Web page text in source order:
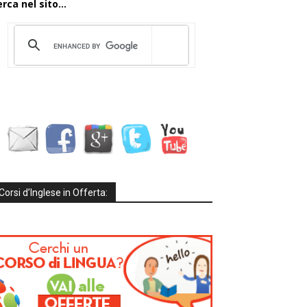
nel sito...
d’Inglese in Offerta: